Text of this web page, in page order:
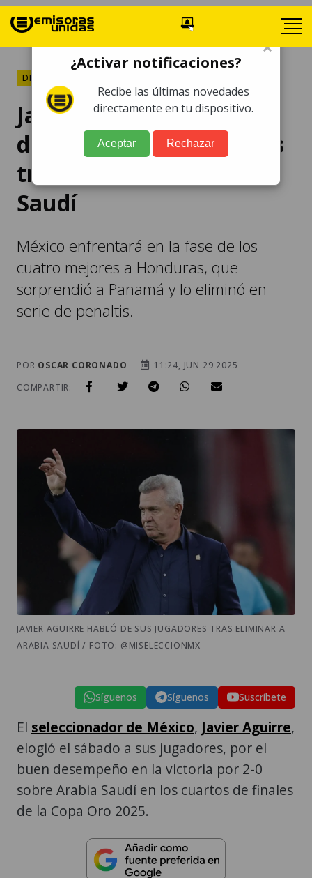
DEPORTES
Javier Aguirre elogia
desempeño de jugadores
tras eliminar a Arabia
Saudí
México enfrentará en la fase de los
cuatro mejores a Honduras, que
sorprendió a Panamá y lo eliminó en
serie de penaltis.
POR OSCAR CORONADO
11:24, JUN 29 2025
COMPARTIR:
JAVIER AGUIRRE HABLÓ DE SUS JUGADORES TRAS ELIMINAR A
ARABIA SAUDÍ / FOTO: @MISELECCIONMX
Síguenos Síguenos Suscríbete
El seleccionador de México, Javier Aguirre,
elogió el sábado a sus jugadores, por el
buen desempeño en la victoria por 2-0
sobre Arabia Saudí en los cuartos de finales
de la Copa Oro 2025.
×
¿Activar notificaciones?
Recibe las últimas novedades
directamente en tu dispositivo.
Aceptar Rechazar